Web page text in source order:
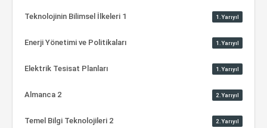
Teknolojinin Bilimsel İlkeleri 1 1.Yarıyıl
Enerji Yönetimi ve Politikaları 1.Yarıyıl
Elektrik Tesisat Planları 1.Yarıyıl
Almanca 2 2.Yarıyıl
Temel Bilgi Teknolojileri 2 2.Yarıyıl